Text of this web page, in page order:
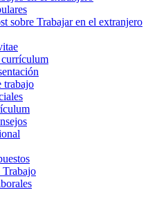
sobre Trabajar en el extranjero
trabajo
Trabajo